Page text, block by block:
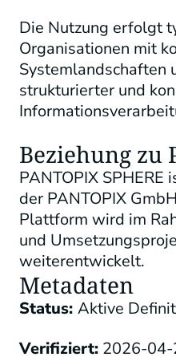
Die Nutzung erfolgt
Organisationen mit
Systemlandschaften
strukturierter und
Beziehung zu
PANTOPIX
der PANTOPIX
Plattform wird im
und
weiterentwickelt.
Metadaten
Status: Aktive
Verifiziert: 2026-